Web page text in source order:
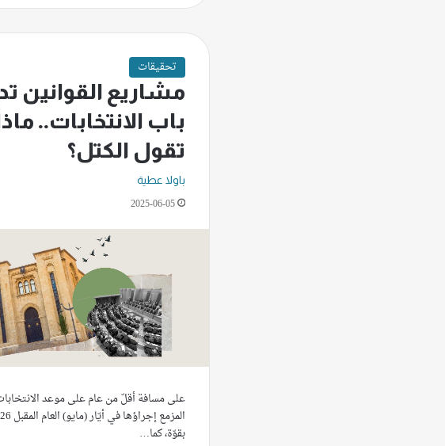
تحقيقات
مشاريع القوانين
باب الانتخابات..
تقول الكتل؟
باولا عطية
2025-06-05
على مسافة أقلّ من عام على موعد الانتخابات
بقوّة، كما…